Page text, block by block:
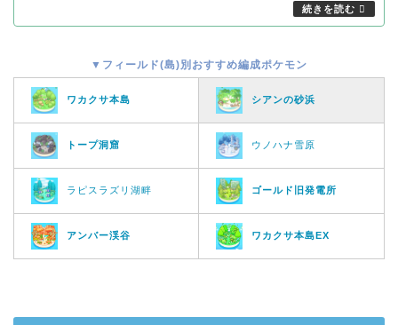
▼フィールド(島)別おすすめ編成ポケモン
ワカクサ本島 シアンの砂浜
トープ洞窟 ウノハナ雪原
ラピスラズリ湖畔 ゴールド旧発電所
アンバー渓谷 ワカクサ本島EX